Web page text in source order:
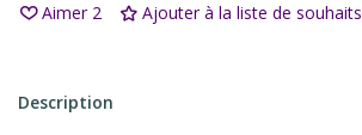
Aimer 2 Ajouter à la liste de souhaits
Description